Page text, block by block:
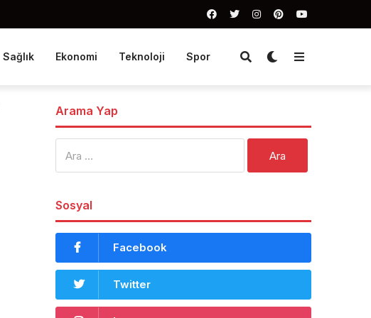
Sağlık Ekonomi Teknoloji Spor
Arama Yap
Sosyal
Facebook
Twitter